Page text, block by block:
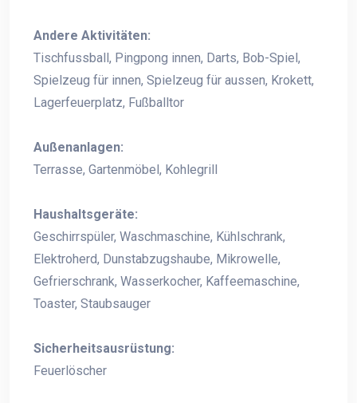
Andere Aktivitäten:
Tischfussball, Pingpong innen, Darts, Bob-Spiel,
Spielzeug für innen, Spielzeug für aussen, Krokett,
Lagerfeuerplatz, Fußballtor
Außenanlagen:
Terrasse, Gartenmöbel, Kohlegrill
Haushaltsgeräte:
Geschirrspüler, Waschmaschine, Kühlschrank,
Elektroherd, Dunstabzugshaube, Mikrowelle,
Gefrierschrank, Wasserkocher, Kaffeemaschine,
Toaster, Staubsauger
Sicherheitsausrüstung:
Feuerlöscher